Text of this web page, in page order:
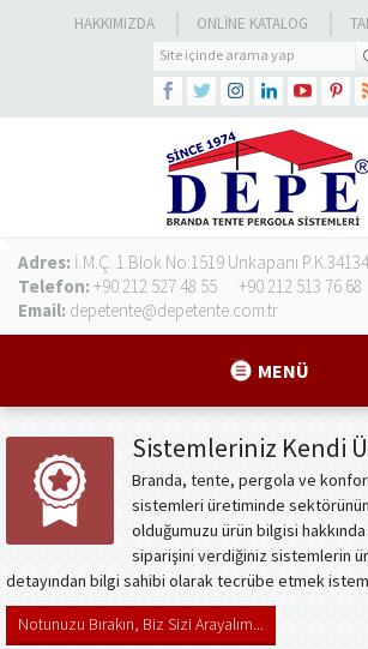
HAKKIMIZDA ONLINE KATALOG
Adres: İ.M.Ç. 1.Blok No:1519 Unkapanı
Telefon: +90 212 527 48 55
+90 212 513 76 68
Email: depetente@depetente.com.tr
MENÜ
Sistemleriniz Kendi
Branda, tente, pergola ve
sistemleri üretiminde
olduğumuzu ürün bilgisi
siparişini verdiğiniz sistemlerin
detayından bilgi sahibi olarak tecrübe etmek
Notunuzu Bırakın, Biz Sizi Arayalım...